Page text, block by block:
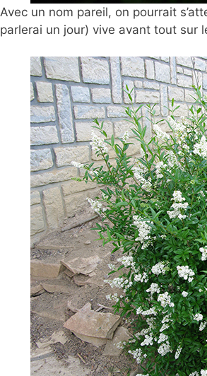
Avec un nom pareil, on pourrait
parlerai un jour) vive avant tout sur